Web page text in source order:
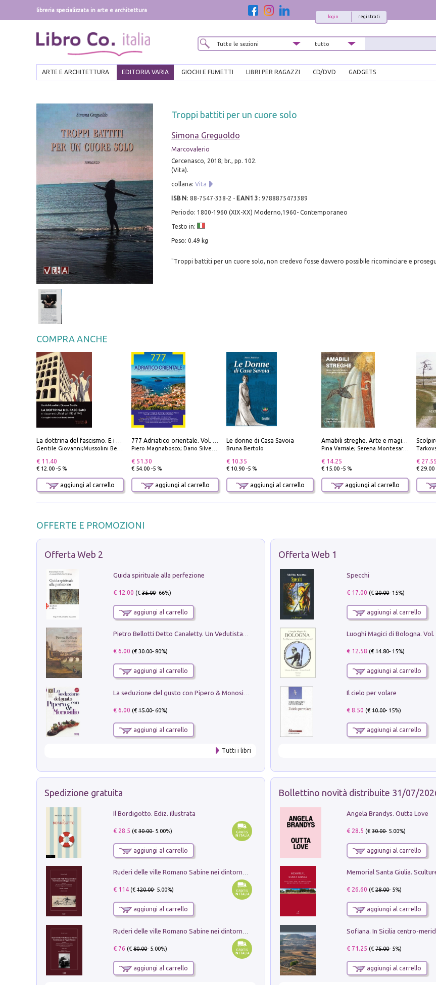
libreria specializzata in arte e architettura
registrati
login
ARTE E ARCHITETTURA EDITORIA VARIA GIOCHI E FUMETTI LIBRI PER RAGAZZI CD/DVD GADGETS
Troppi battiti per un cuore solo
Simona Greguoldo
Marcovalerio
Cercenasco, 2018; br., pp. 102.
(Vita).
collana: Vita
ISBN : 88-7547-338-2 - EAN13 : 9788875473389
Periodo: 1800-1960 (XIX-XX) Moderno,1960- Contemporaneo
Testo in:
Peso: 0.49 kg
"Troppi battiti per un cuore solo, non credevo fosse davvero possibile ricominciare e
COMPRA ANCHE
La dottrina del fascismo. E i documenti ufficiali dal 1919 al 1945
Gentile Giovanni;Mussolini Benito
€ 11.40
€ 12.00 -5 %
aggiungi al carrello
777 Adriatico orientale. Vol. 2: Costa della Dalmazia da Zara a Molunat, Isole della Dalmazia Meridionale e Montenegro
Piero Magnabosco; Dario Silvestro; Marco Sbrizzi
€ 51.30
€ 54.00 -5 %
aggiungi al carrello
Le donne di Casa Savoia
Bruna Bertolo
€ 10.35
€ 10.90 -5 %
aggiungi al carrello
Amabili streghe. Arte e magie di Leonora Carrington e Remedios Varo
Pina Varriale; Serena Montesarchio
€ 14.25
€ 15.00 -5 %
aggiungi al carrello
€ 27.55
€ 29.00
OFFERTE E PROMOZIONI
Offerta Web 2
Guida spirituale alla perfezione
€ 12.00 (€35.00- 66%)
aggiungi al carrello
Pietro Bellotti Detto Canaletty. Un Vedutista Veneziano nella Francia dell'Ancien Régime
€ 6.00 (€30.00- 80%)
aggiungi al carrello
€ 6.00 (€15.00- 60%)
aggiungi al carrello
Tutti i libri
Offerta Web 1
Specchi
€ 17.00 (€20.00- 15%)
aggiungi al carrello
€ 12.58 (€14.80- 15%)
aggiungi al carrello
Il cielo per volare
€ 8.50 (€10.00- 15%)
aggiungi al carrello
Spedizione gratuita
Il Bordigotto. Ediz. illustrata
€ 28.5 (€30.00- 5.00%)
aggiungi al carrello
Ruderi delle ville Romano Sabine nei dintorni di Poggio Mirteto. Illustrati dal dott.re prof.re cav.re Ercole Nardi regio ispettore degli scavi e monumenti. Anno 1885. Tavole e studio. Con 25 tavole fuori testo in cartella editoriale
€ 114(€120.00- 5.00%)
aggiungi al carrello
€ 76 (€80.00- 5.00%)
aggiungi al carrello
Bollettino novità distribuite 31/07/
Angela Brandys. Outta Love
€ 28.5 (€30.00- 5.00%)
aggiungi al carrello
€ 26.60 (€28.00- 5%)
aggiungi al carrello
€ 71.25 (€75.00- 5%)
aggiungi al carrello